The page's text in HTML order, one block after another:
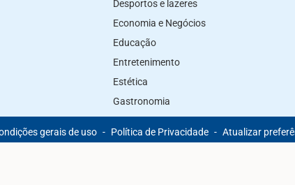
Desportos e lazeres
Economia e Negócios
Educação
Entretenimento
Estética
Gastronomia
gerais de uso - Política de Privacidade - Atualizar